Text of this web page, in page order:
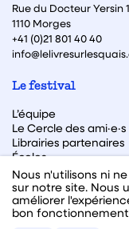
Rue du Docteur Yersin 1
1110 Morges
+41 (0)21 801 40 40
Le festival
L’équipe
Le Cercle des ami·e·s
Librairies partenaires
Écoles
Archive des
Archive des autrices
Nous n'utilisons ni
sur notre site. Nous
améliorer
bon